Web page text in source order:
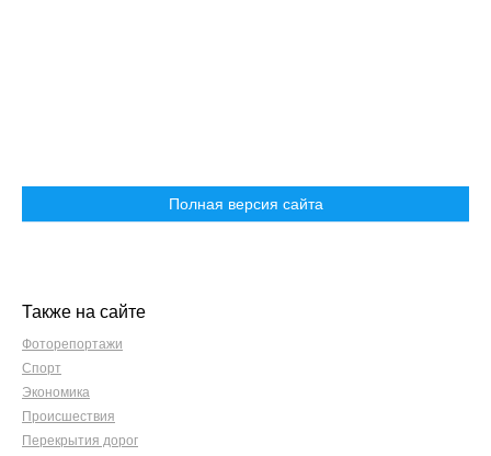
Полная версия сайта
Также на сайте
Фоторепортажи
Спорт
Экономика
Происшествия
Перекрытия дорог